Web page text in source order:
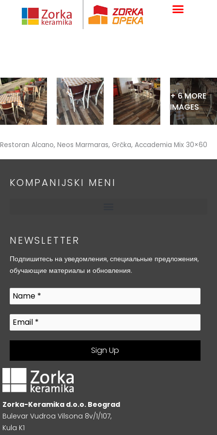
content
+ 6 MORE
IMAGES
Restoran Alcano, Neos Marmaras, Grčka, Accademia Mix 30×60
KOMPANIJSKI MENI
NEWSLETTER
Подпишитесь на уведомления, специальные предложения,
обучающие материалы и обновления.
Zorka-Keramika d.o.o. Beograd
Bulevar Vudroa Vilsona 8v/1/107,
Kula K1